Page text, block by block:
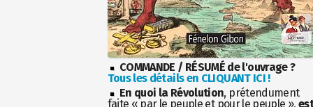
COMMANDE / RÉSUMÉ de l'ouvrage ?
Tous les détails en CLIQUANT ICI !
En quoi la Révolution, prétendument
faite « par le peuple et pour le peuple »,